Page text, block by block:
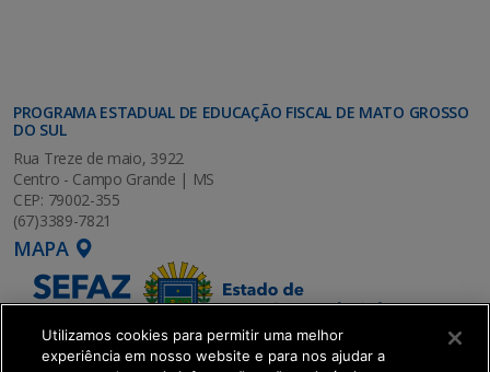
PROGRAMA ESTADUAL DE EDUCAÇÃO FISCAL DE MATO GROSSO
DO SUL
Rua Treze de maio, 3922
Centro - Campo Grande | MS
CEP: 79002-355
(67)3389-7821
MAPA
Utilizamos cookies para permitir uma melhor
experiência em nosso website e para nos ajudar a